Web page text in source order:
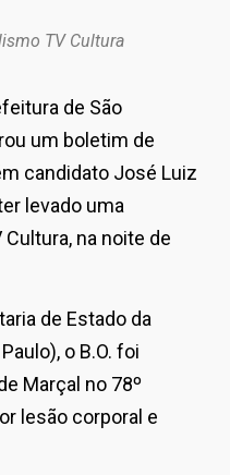
TV Cultura
de São
um boletim de
candidato José Luiz
levado uma
na noite de
de Estado da
o B.O. foi
Marçal no 78º
lesão corporal e